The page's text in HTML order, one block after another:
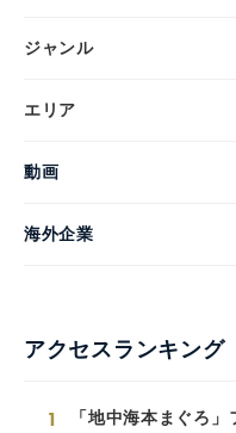
ジャンル
エリア
動画
海外企業
アクセスランキング
1
「地中海本まぐろ」